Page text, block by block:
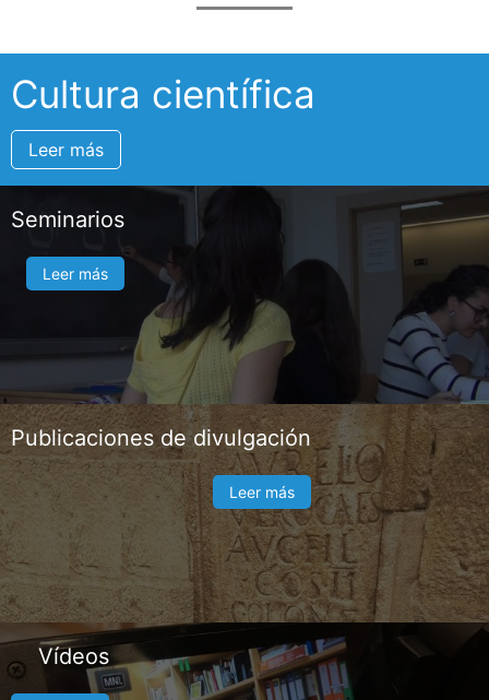
Cultura científica
Leer más
Seminarios
Leer más
Publicaciones de divulgación
Leer más
Vídeos